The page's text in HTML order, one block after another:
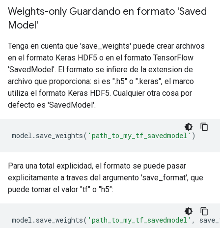
Weights-only Guardando en formato 'Saved
Model'
Tenga en cuenta que 'save_weights' puede crear archivos
en el formato Keras HDF5 o en el formato TensorFlow
'SavedModel'. El formato se infiere de la extension de
archivo que proporciona: si es ".h5" o ".keras", el marco
utiliza el formato Keras HDF5. Cualquier otra cosa por
defecto es 'SavedModel'.
model . save_weights( 'path_to_my_tf_savedmodel' )
Para una total explicidad, el formato se puede pasar
explicitamente a traves del argumento 'save_format', que
puede tomar el valor "tf" o "h5":
model . save_weights( 'path_to_my_tf_savedmodel' ,